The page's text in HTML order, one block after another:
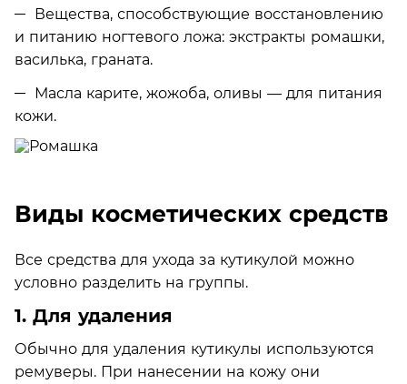
Вещества, способствующие восстановлению
и питанию ногтевого ложа: экстракты ромашки,
василька, граната.
Масла карите, жожоба, оливы — для питания
кожи.
Виды косметических средств
Все средства для ухода за кутикулой можно
условно разделить на группы.
1. Для удаления
Обычно для удаления кутикулы используются
ремуверы. При нанесении на кожу они